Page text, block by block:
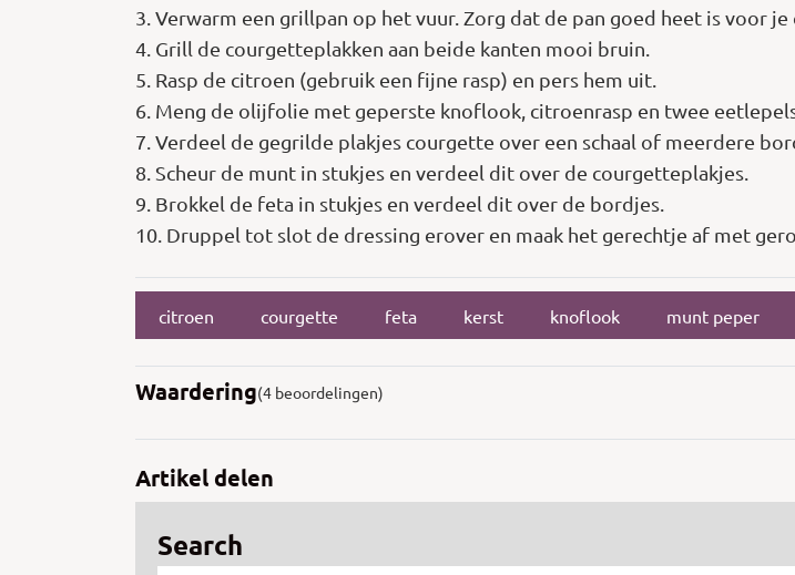
3. Verwarm een grillpan op het vuur. Zorg dat de pan goed heet is voor
4. Grill de courgetteplakken aan beide kanten mooi bruin.
5. Rasp de citroen (gebruik een fijne rasp) en pers hem uit.
6. Meng de olijfolie met geperste knoflook, citroenrasp en twee
7. Verdeel de gegrilde plakjes courgette over een schaal of meerdere
8. Scheur de munt in stukjes en verdeel dit over de courgetteplakjes.
9. Brokkel de feta in stukjes en verdeel dit over de bordjes.
10. Druppel tot slot de dressing erover en maak het gerechtje af met
citroen courgette feta kerst knoflook munt peper
Waardering(4 beoordelingen)
Artikel delen
Search